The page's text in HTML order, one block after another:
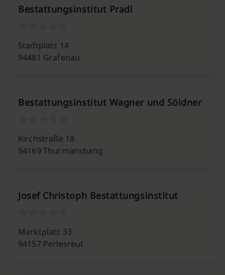
Bestattungsinstitut Pradl
Stadtplatz 14
94481 Grafenau
Bestattungsinstitut Wagner und Söldner
Kirchstraße 18
94169 Thurmansbang
Josef Christoph Bestattungsinstitut
Marktplatz 33
94157 Perlesreut